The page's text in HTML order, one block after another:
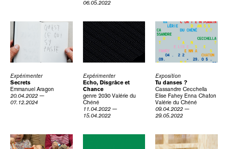
06.05.2022
Expérimenter
Secrets
Emmanuel Aragon
20.04.2022 —
07.12.2024
Expérimenter
Echo, Disgrâce et
Chance
genre 2030 Valérie du
Chéné
11.04.2022 —
15.04.2022
Exposition
Tu danses ?
Cassandre Cecchella
Elise Fahey Enna Chaton
Valérie du Chéné
09.04.2022 —
29.05.2022